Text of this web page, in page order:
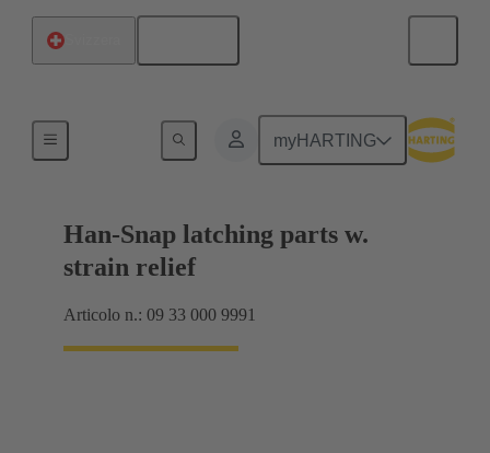
myHARTING
Han-Snap latching parts w.
strain relief
Articolo n.: 09 33 000 9991